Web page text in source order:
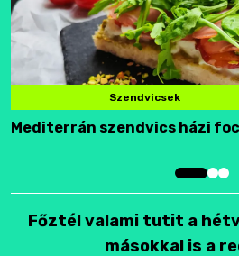
Szendvicsek
Mediterrán szendvics házi
Főztél valami tutit a
másokkal is a